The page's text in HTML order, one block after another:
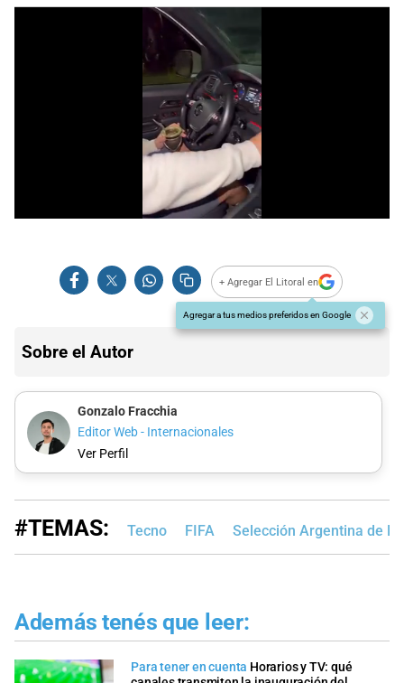
+ Agregar El Litoral en
Agregar a tus medios preferidos en Google
Sobre el Autor
Gonzalo Fracchia
Editor Web - Internacionales
Ver Perfil
#TEMAS: Tecno FIFA Selección Argentina de
Además tenés que leer:
Para tener en cuenta Horarios y TV: qué